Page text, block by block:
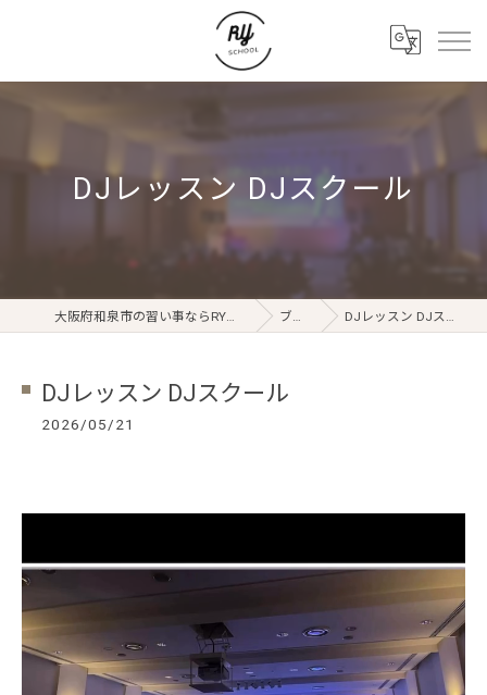
DJレッスン DJスクール
大阪府和泉市の習い事ならRYスクール ブログ DJレッスン DJスクール
DJレッスン DJスクール
2026/05/21